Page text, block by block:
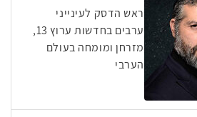
ראש הדסק לעינייני
ערבים בחדשות ערוץ 13,
מזרחן ומומחה בעולם
הערבי